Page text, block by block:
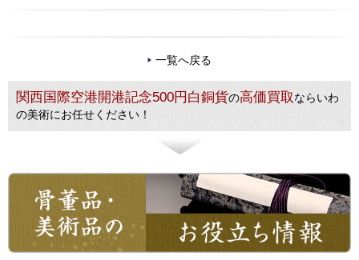
一覧へ戻る
関西国際空港開港記念500円白銅貨の高価買取ならいわ
の美術にお任せください！